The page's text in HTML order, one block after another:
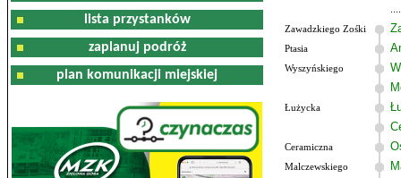
lista przystanków
zaplanuj podróż
plan komunikacji miejskiej
Zawadzkiego Zośki
Ptasia
Wyszyńskiego
Łużycka
Ceramiczna
Malczewskiego